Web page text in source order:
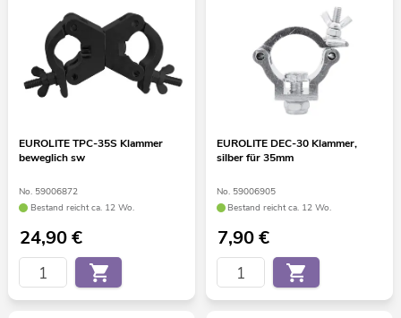
EUROLITE TPC-35S Klammer
beweglich sw
No. 59006872
Bestand reicht ca. 12 Wo.
24,90€
EUROLITE DEC-30 Klammer,
silber für 35mm
No. 59006905
Bestand reicht ca. 12 Wo.
7,90€